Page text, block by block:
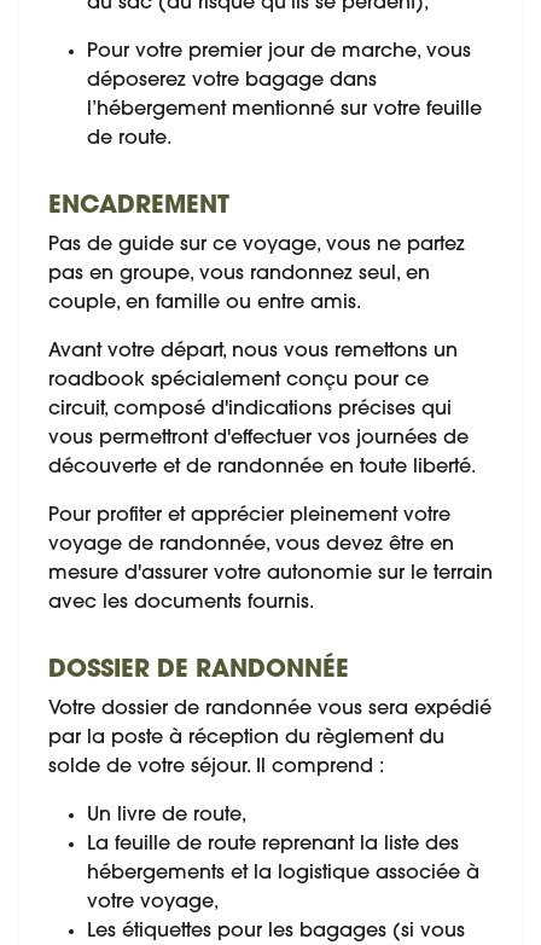
Pour votre premier jour de marche, vous
déposerez votre bagage dans
l’hébergement mentionné sur votre feuille
de route.
ENCADREMENT
Pas de guide sur ce voyage, vous ne partez
pas en groupe, vous randonnez seul, en
couple, en famille ou entre amis.
Avant votre départ, nous vous remettons un
roadbook spécialement conçu pour ce
circuit, composé d'indications précises qui
vous permettront d'effectuer vos journées de
découverte et de randonnée en toute liberté.
Pour profiter et apprécier pleinement votre
voyage de randonnée, vous devez être en
mesure d'assurer votre autonomie sur le terrain
avec les documents fournis.
DOSSIER DE RANDONNÉE
Votre dossier de randonnée vous sera expédié
par la poste à réception du règlement du
solde de votre séjour. Il comprend :
Un livre de route,
La feuille de route reprenant la liste des
hébergements et la logistique associée à
votre voyage,
Les étiquettes pour les bagages (si vous